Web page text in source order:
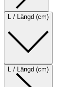
L / Längd (cm)
L / Längd (cm)